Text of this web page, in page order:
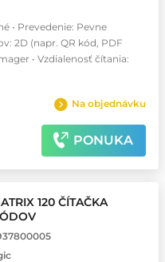
• Prevedenie: Pevne
2D (napr. QR kód, PDF
• Vzdialenosť čítania:
Na objednávku
PONUKA
120 ČÍTAČKA